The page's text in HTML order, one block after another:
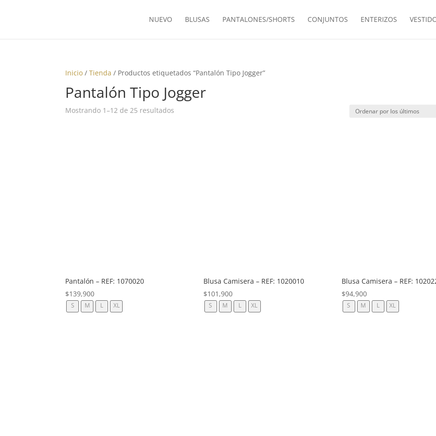
NUEVO BLUSAS PANTALONES/SHORTS CONJUNTOS ENTERIZOS
Inicio /Tienda / Productos etiquetados “Pantalón Tipo Jogger”
Pantalón Tipo Jogger
Mostrando 1–12 de 25 resultados
Pantalón – REF: 1070020
$139,900
S M L XL
Blusa Camisera – REF: 1020010
$101,900
S M L XL
Blusa Camisera – REF:
$94,900
S M L XL